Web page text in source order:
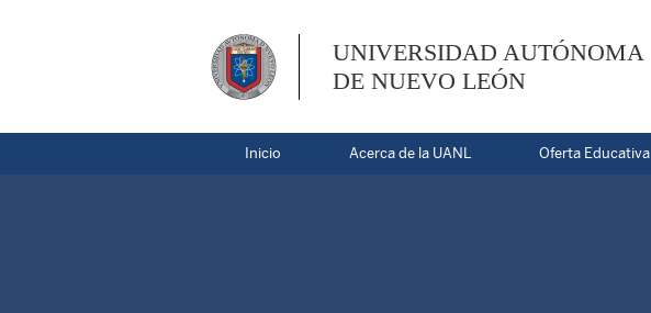
UNIVERSIDAD AUTÓNOMA
DE NUEVO LEÓN
Inicio Acerca de la UANL Oferta Educativa